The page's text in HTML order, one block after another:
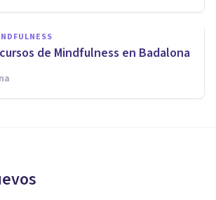
de Mindfulness en Badalona